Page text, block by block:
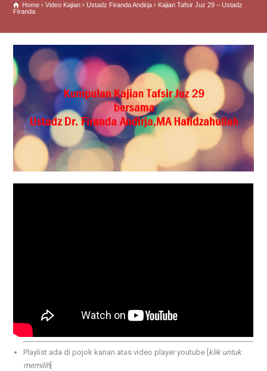
Home Video Kajian Ustadz Firanda Andirja
Kajian Tafsir Juz 29 – Ustadz
Firanda
Playlist ada di pojok kanan atas video player youtube [ klik untuk
memilih]